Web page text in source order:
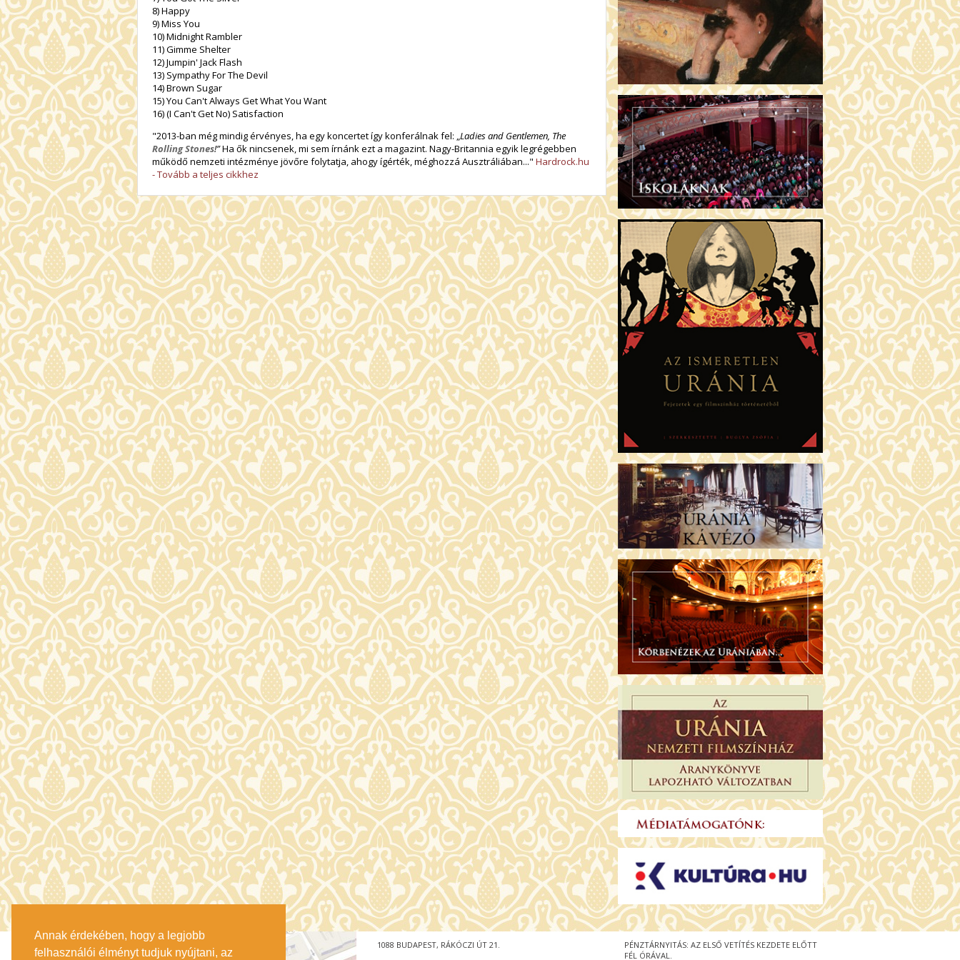
Annak érdekében, hogy a legjobb
felhasználói élményt tudjuk nyújtani, az
8) Happy
9) Miss You
10) Midnight Rambler
11) Gimme Shelter
12) Jumpin' Jack Flash
13) Sympathy For The Devil
14) Brown Sugar
15) You Can't Always Get What You Want
16) (I Can't Get No) Satisfaction
"2013-ban még mindig érvényes, ha egy koncertet így konferálnak fel: „Ladies and Gentlemen, The
Rolling Stones!”Ha ők nincsenek, mi sem írnánk ezt a magazint. Nagy-Britannia egyik legrégebben
működő nemzeti intézménye jövőre folytatja, ahogy ígérték, méghozzá Ausztráliában..." Hardrock.hu
- Tovább a teljes cikkhez
PÉNZTÁRNYITÁS: AZ ELSŐ VETÍTÉS KEZDETE ELŐTT
FÉL ÓRÁVAL.
1088 BUDAPEST, RÁKÓCZI ÚT 21.